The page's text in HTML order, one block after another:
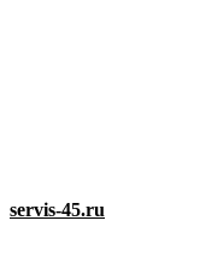
servis-45.ru